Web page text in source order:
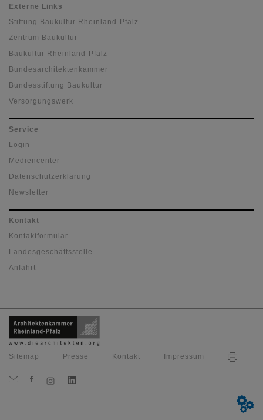
Externe Links
Stiftung Baukultur Rheinland-Pfalz
Zentrum Baukultur
Baukultur Rheinland-Pfalz
Bundesarchitektenkammer
Bundesstiftung Baukultur
Versorgungswerk
Service
Login
Mediencenter
Datenschutzerklärung
Newsletter
Kontakt
Kontaktformular
Landesgeschäftsstelle
Anfahrt
Sitemap Presse Kontakt Impressum